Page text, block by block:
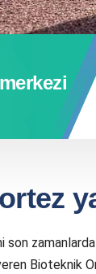
zamanlarda
Bioteknik